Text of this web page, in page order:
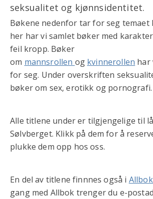
seksualitet og kjønnsidentitet.
Bøkene nedenfor tar for seg
her har vi samlet bøker med
feil kropp. Bøker
om mannsrollen og kvinnerollen har
for seg. Under overskriften
bøker om sex, erotikk og pornografi.
Alle titlene under er tilgjengelige til
Sølvberget. Klikk på dem for å
plukke dem opp hos oss.
En del av titlene finnnes også i
gang med Allbok trenger du e-